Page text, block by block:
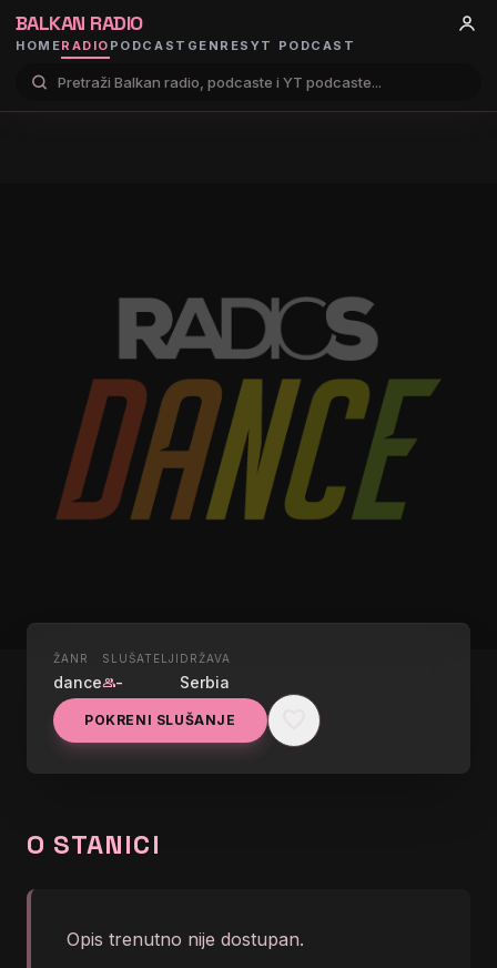
BALKAN RADIO
HOMERADIO PODCAST GENRES YT PODCAST
UŽIVO
RADIO S DANCE
graphic_eq
ŽANR
dance
SLUŠATELJI
group-
DRŽAVA
Serbia
POKRENI SLUŠANJE
O STANICI
Opis trenutno nije dostupan.